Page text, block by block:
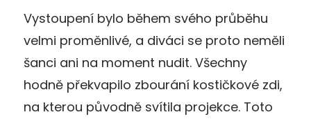
Vystoupení bylo během svého průběhu
velmi proměnlivé, a diváci se proto neměli
šanci ani na moment nudit. Všechny
hodně překvapilo zbourání kostičkové zdi,
na kterou původně svítila projekce. Toto